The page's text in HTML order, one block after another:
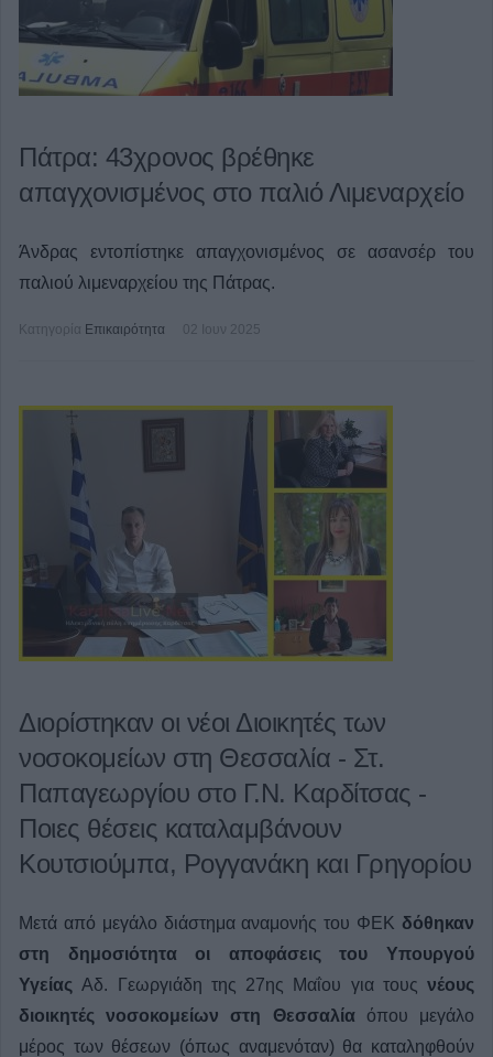
Πάτρα: 43χρονος βρέθηκε
απαγχονισμένος στο παλιό Λιμεναρχείο
Άνδρας εντοπίστηκε απαγχονισμένος σε ασανσέρ του
παλιού λιμεναρχείου της Πάτρας.
Κατηγορία Επικαιρότητα 02 Ιουν 2025
Διορίστηκαν οι νέοι Διοικητές των
νοσοκομείων στη Θεσσαλία - Στ.
Παπαγεωργίου στο Γ.Ν. Καρδίτσας -
Ποιες θέσεις καταλαμβάνουν
Κουτσιούμπα, Ρογγανάκη και Γρηγορίου
Μετά από μεγάλο διάστημα αναμονής του ΦΕΚ δόθηκαν
στη δημοσιότητα οι αποφάσεις του Υπουργού
Υγείας Αδ. Γεωργιάδη της 27ης Μαΐου για τους νέους
διοικητές νοσοκομείων στη Θεσσαλίαόπου μεγάλο
μέρος των θέσεων (όπως αναμενόταν) θα καταληφθούν